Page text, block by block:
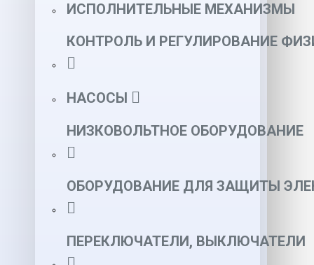
ИСПОЛНИТЕЛЬНЫЕ МЕХАНИЗМЫ
КОНТРОЛЬ И РЕГУЛИРОВАНИЕ
НАСОСЫ
НИЗКОВОЛЬТНОЕ ОБОРУДОВАНИЕ
ОБОРУДОВАНИЕ ДЛЯ ЗАЩИТЫ
ПЕРЕКЛЮЧАТЕЛИ, ВЫКЛЮЧАТЕЛИ